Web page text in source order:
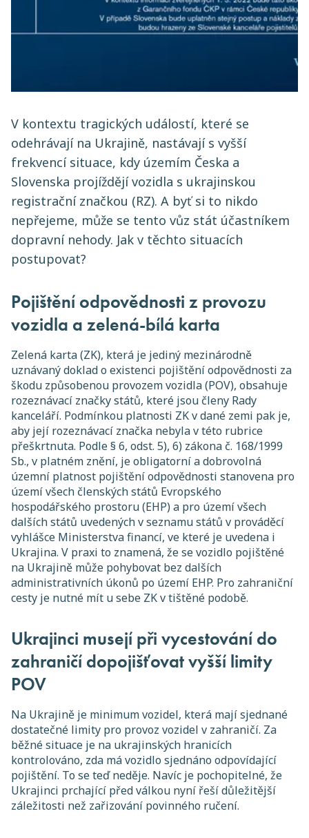
V kontextu tragických událostí, které se
odehrávají na Ukrajině, nastávají s vyšší
frekvencí situace, kdy územím Česka a
Slovenska projíždějí vozidla s ukrajinskou
registrační značkou (RZ). A byť si to nikdo
nepřejeme, může se tento vůz stát účastníkem
dopravní nehody. Jak v těchto situacích
postupovat?
Pojištění odpovědnosti z provozu
vozidla a zelená-bílá karta
Zelená karta (ZK), která je jediný mezinárodně
uznávaný doklad o existenci pojištění odpovědnosti za
škodu způsobenou provozem vozidla (POV), obsahuje
rozeznávací značky států, které jsou členy Rady
kanceláří. Podmínkou platnosti ZK v dané zemi pak je,
aby její rozeznávací značka nebyla v této rubrice
přeškrtnuta. Podle § 6, odst. 5), 6) zákona č. 168/1999
Sb., v platném znění, je obligatorní a dobrovolná
územní platnost pojištění odpovědnosti stanovena pro
území všech členských států Evropského
hospodářského prostoru (EHP) a pro území všech
dalších států uvedených v seznamu států v prováděcí
vyhlášce Ministerstva financí, ve které je uvedena i
Ukrajina. V praxi to znamená, že se vozidlo pojištěné
na Ukrajině může pohybovat bez dalších
administrativních úkonů po území EHP. Pro zahraniční
cesty je nutné mít u sebe ZK v tištěné podobě.
Ukrajinci musejí při vycestování do
zahraničí dopojišťovat vyšší limity
POV
Na Ukrajině je minimum vozidel, která mají sjednané
dostatečné limity pro provoz vozidel v zahraničí. Za
běžné situace je na ukrajinských hranicích
kontrolováno, zda má vozidlo sjednáno odpovídající
pojištění. To se teď neděje. Navíc je pochopitelné, že
Ukrajinci prchající před válkou nyní řeší důležitější
záležitosti než zařizování povinného ručení.